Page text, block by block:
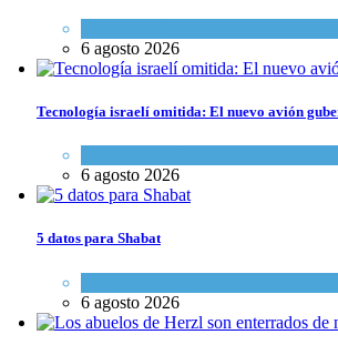
6 agosto 2026
Tecnología israelí omitida: El nuevo avión
6 agosto 2026
5 datos para Shabat
6 agosto 2026